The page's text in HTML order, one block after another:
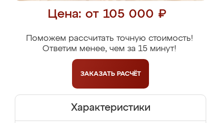
Цена: от 105 000 ₽
Поможем рассчитать точную стоимость!
Ответим менее, чем за 15 минут!
ЗАКАЗАТЬ РАСЧЁТ
Характеристики